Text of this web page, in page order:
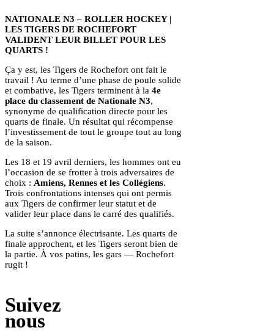
NATIONALE N3 – ROLLER HOCKEY |
LES TIGERS DE ROCHEFORT
VALIDENT LEUR BILLET POUR LES
QUARTS !
Ça y est, les Tigers de Rochefort ont fait le
travail ! Au terme d’une phase de poule solide
et combative, les Tigers terminent à la 4e
place du classement de Nationale N3,
synonyme de qualification directe pour les
quarts de finale. Un résultat qui récompense
l’investissement de tout le groupe tout au long
de la saison.
Les 18 et 19 avril derniers, les hommes ont eu
l’occasion de se frotter à trois adversaires de
choix : Amiens, Rennes et les Collégiens.
Trois confrontations intenses qui ont permis
aux Tigers de confirmer leur statut et de
valider leur place dans le carré des qualifiés.
La suite s’annonce électrisante. Les quarts de
finale approchent, et les Tigers seront bien de
la partie. À vos patins, les gars — Rochefort
rugit !
Suivez
nous